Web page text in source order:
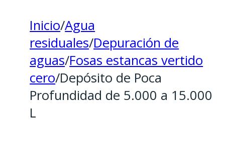
Inicio/Agua
residuales/Depuración de
aguas/Fosas estancas vertido
cero/Depósito de Poca
Profundidad de 5.000 a 15.000
L